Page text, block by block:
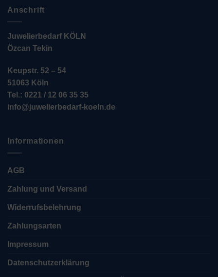
Anschrift
Juwelierbedarf KÖLN
Özcan Tekin
Keupstr. 52 – 54
51063 Köln
Tel.: 0221 / 12 06 35 35
info@juwelierbedarf-koeln.de
Informationen
AGB
Zahlung und Versand
Widerrufsbelehrung
Zahlungsarten
Impressum
Datenschutzerklärung